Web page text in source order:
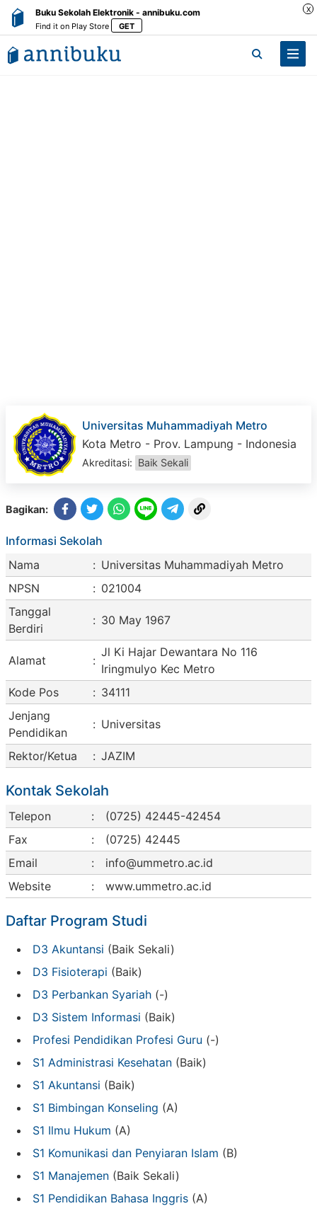
Buku Sekolah Elektronik - annibuku.com
Find it on Play Store GET
X
Universitas Muhammadiyah Metro
Kota Metro - Prov. Lampung - Indonesia
Akreditasi: Baik Sekali
Bagikan:
Informasi Sekolah
Nama
: Universitas Muhammadiyah Metro
NPSN
: 021004
Tanggal
Berdiri
: 30 May 1967
Alamat :
Jl Ki Hajar Dewantara No 116
Iringmulyo Kec Metro
Kode Pos
: 34111
Jenjang
Pendidikan
: Universitas
Rektor/Ketua : JAZIM
Kontak Sekolah
Telepon :
(0725) 42445-42454
Fax
:
(0725) 42445
Email
:
info@ummetro.ac.id
Website
: www.ummetro.ac.id
Daftar Program Studi
D3 Akuntansi (Baik Sekali)
D3 Fisioterapi (Baik)
D3 Perbankan Syariah (-)
D3 Sistem Informasi (Baik)
Profesi Pendidikan Profesi Guru (-)
S1 Administrasi Kesehatan (Baik)
S1 Akuntansi (Baik)
S1 Bimbingan Konseling (A)
S1 Ilmu Hukum (A)
S1 Komunikasi dan Penyiaran Islam (B)
S1 Manajemen (Baik Sekali)
S1 Pendidikan Bahasa Inggris (A)